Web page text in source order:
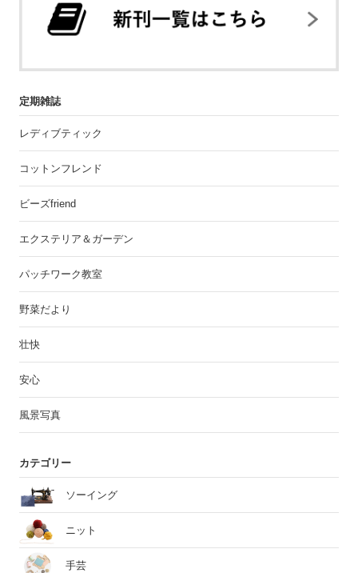
定期雑誌
レディブティック
コットンフレンド
ビーズfriend
エクステリア＆ガーデン
パッチワーク教室
野菜だより
壮快
安心
風景写真
カテゴリー
ソーイング
ニット
手芸